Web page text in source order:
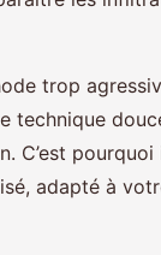
trop
technique
C’est
adapté à